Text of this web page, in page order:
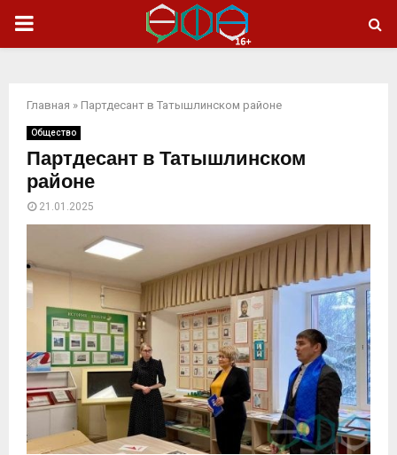
ОСНОВНОЕ
Главная » Партдесант в Татышлинском районе
Общество
Партдесант в Татышлинском
районе
21.01.2025